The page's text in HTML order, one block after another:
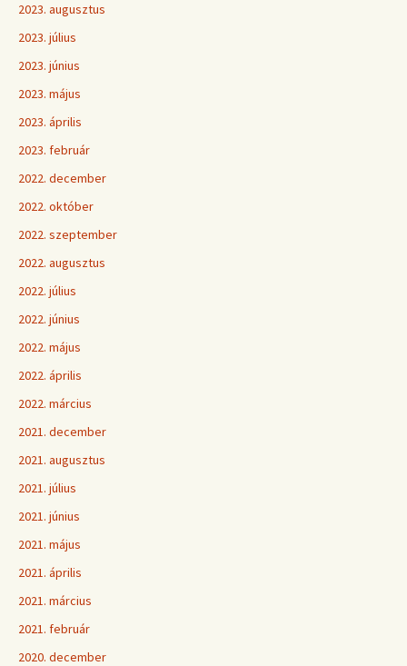
2023. augusztus
2023. július
2023. június
2023. május
2023. április
2023. február
2022. december
2022. október
2022. szeptember
2022. augusztus
2022. július
2022. június
2022. május
2022. április
2022. március
2021. december
2021. augusztus
2021. július
2021. június
2021. május
2021. április
2021. március
2021. február
2020. december